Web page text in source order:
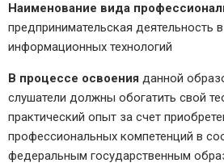
Наименование вида
предпринимательская деятельность
информационных технологий
В процессе освоения данной
слушатели должны обогатить свой
практический опыт за счет
профессиональных компетенций в
федеральным государственным